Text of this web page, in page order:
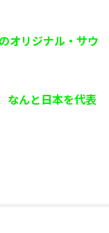
オリジナル・サウ
なんと日本を代表